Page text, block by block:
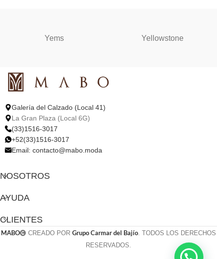
Yems Yellowstone
Galería del Calzado (Local 41)
La Gran Plaza (Local 6G)
(33)1516-3017
+52(33)1516-3017
Email: contacto@mabo.moda
NOSOTROS
AYUDA
CLIENTES
MABO CREADO POR Grupo Carmar del Bajío . TODOS LOS DERECHOS
RESERVADOS.